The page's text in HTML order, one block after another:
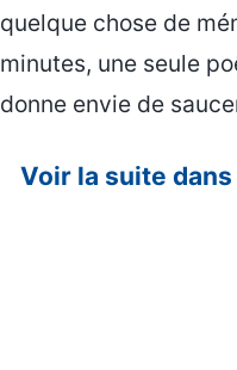
quelque chose de
minutes, une seule
donne envie de
Voir la suite